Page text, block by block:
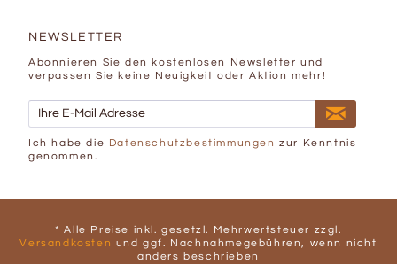
NEWSLETTER
Abonnieren Sie den kostenlosen Newsletter und
verpassen Sie keine Neuigkeit oder Aktion mehr!
Ich habe die Datenschutzbestimmungen zur Kenntnis
genommen.
* Alle Preise inkl. gesetzl. Mehrwertsteuer zzgl.
Versandkosten und ggf. Nachnahmegebühren, wenn nicht
anders beschrieben